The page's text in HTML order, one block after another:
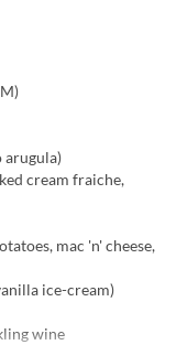
arugula)
cream fraiche,
mac 'n' cheese,
ice-cream)
wine